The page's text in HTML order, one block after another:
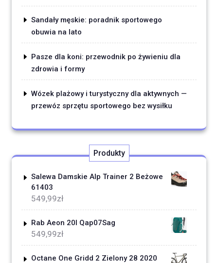
Sandały męskie: poradnik sportowego
obuwia na lato
Pasze dla koni: przewodnik po żywieniu dla
zdrowia i formy
Wózek plażowy i turystyczny dla aktywnych —
przewóz sprzętu sportowego bez wysiłku
Produkty
Salewa Damskie Alp Trainer 2 Beżowe
61403
549,99zł
Rab Aeon 20l Qap07Sag
549,99zł
Octane One Gridd 2 Zielony 28 2020